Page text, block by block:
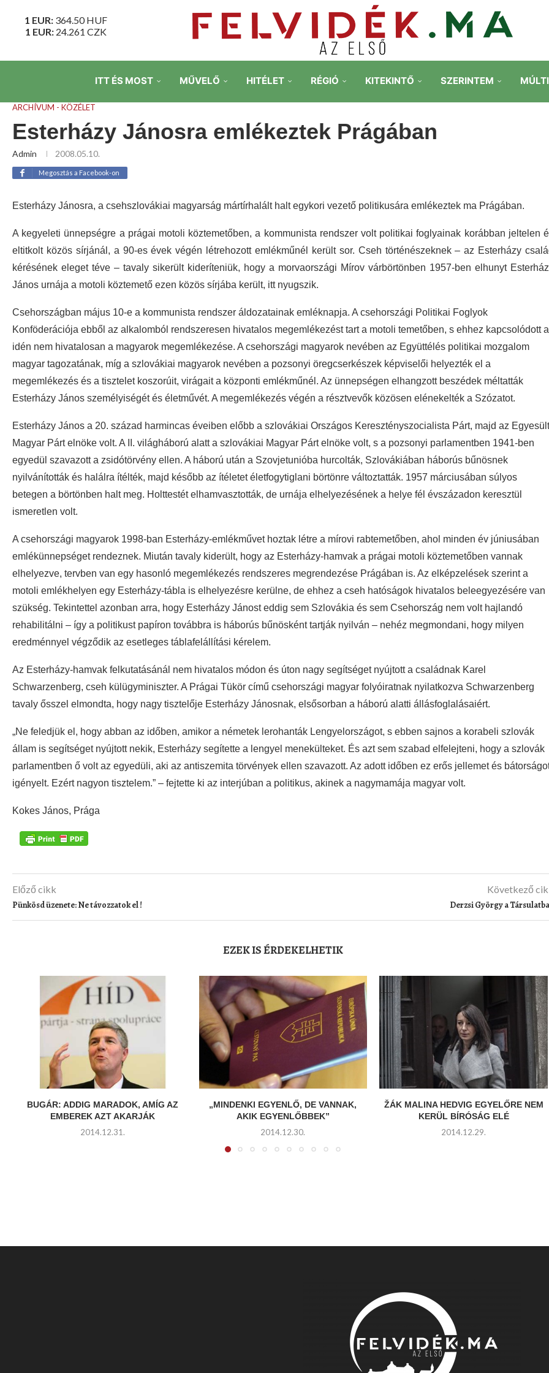
1 EUR: 364.50HUF
1 EUR: 24.261 CZK
ITT ÉS MOST MŰVELŐ HITÉLET RÉGIÓ KITEKINTŐ SZERINTEM
ARCHÍVUM - KÖZÉLET
Esterházy Jánosra emlékeztek Prágában
Admin 2008.05.10.
Megosztás a Facebook-on
Esterházy Jánosra, a csehszlovákiai magyarság mártírhalált halt egykori vezető politikusára emlékeztek ma Prágában.
A kegyeleti ünnepségre a prágai motoli köztemetőben, a kommunista rendszer volt politikai foglyainak korábban jeltelen
eltitkolt közös sírjánál, a 90-es évek végén létrehozott emlékműnél került sor. Cseh történészeknek – az Esterházy
kérésének eleget téve – tavaly sikerült kideríteniük, hogy a morvaországi Mírov várbörtönben 1957-ben elhunyt
János urnája a motoli köztemető ezen közös sírjába került, itt nyugszik.
Csehországban május 10-e a kommunista rendszer áldozatainak emléknapja. A csehországi Politikai Foglyok
Konföderációja ebből az alkalomból rendszeresen hivatalos megemlékezést tart a motoli temetőben, s ehhez kapcsolódott
idén nem hivatalosan a magyarok megemlékezése. A csehországi magyarok nevében az Együttélés politikai mozgalom
magyar tagozatának, míg a szlovákiai magyarok nevében a pozsonyi öregcserkészek képviselői helyezték el a
megemlékezés és a tisztelet koszorúit, virágait a központi emlékműnél. Az ünnepségen elhangzott beszédek méltatták
Esterházy János személyiségét és életművét. A megemlékezés végén a résztvevők közösen elénekelték a Szózatot.
Esterházy János a 20. század harmincas éveiben előbb a szlovákiai Országos Keresztényszocialista Párt, majd az Egyesült
Magyar Párt elnöke volt. A II. világháború alatt a szlovákiai Magyar Párt elnöke volt, s a pozsonyi parlamentben 1941-ben
egyedül szavazott a zsidótörvény ellen. A háború után a Szovjetunióba hurcolták, Szlovákiában háborús bűnösnek
nyilvánították és halálra ítélték, majd később az ítéletet életfogytiglani börtönre változtatták. 1957 márciusában súlyos
betegen a börtönben halt meg. Holttestét elhamvasztották, de urnája elhelyezésének a helye fél évszázadon keresztül
ismeretlen volt.
A csehországi magyarok 1998-ban Esterházy-emlékművet hoztak létre a mírovi rabtemetőben, ahol minden év júniusában
emlékünnepséget rendeznek. Miután tavaly kiderült, hogy az Esterházy-hamvak a prágai motoli köztemetőben vannak
elhelyezve, tervben van egy hasonló megemlékezés rendszeres megrendezése Prágában is. Az elképzelések szerint a
motoli emlékhelyen egy Esterházy-tábla is elhelyezésre kerülne, de ehhez a cseh hatóságok hivatalos beleegyezésére van
szükség. Tekintettel azonban arra, hogy Esterházy Jánost eddig sem Szlovákia és sem Csehország nem volt hajlandó
rehabilitálni – így a politikust papíron továbbra is háborús bűnösként tartják nyilván – nehéz megmondani, hogy milyen
eredménnyel végződik az esetleges táblafelállítási kérelem.
Az Esterházy-hamvak felkutatásánál nem hivatalos módon és úton nagy segítséget nyújtott a családnak Karel
Schwarzenberg, cseh külügyminiszter. A Prágai Tükör című csehországi magyar folyóiratnak nyilatkozva Schwarzenberg
tavaly ősszel elmondta, hogy nagy tisztelője Esterházy Jánosnak, elsősorban a háború alatti állásfoglalásaiért.
„Ne feledjük el, hogy abban az időben, amikor a németek lerohanták Lengyelországot, s ebben sajnos a korabeli szlovák
állam is segítséget nyújtott nekik, Esterházy segítette a lengyel menekülteket. És azt sem szabad elfelejteni, hogy a szlovák
parlamentben ő volt az egyedüli, aki az antiszemita törvények ellen szavazott. Az adott időben ez erős jellemet és
igényelt. Ezért nagyon tisztelem.” – fejtette ki az interjúban a politikus, akinek a nagymamája magyar volt.
Kokes János, Prága
Előző cikk
Pünkösd üzenete: Ne távozzatok el !
Következő
Derzsi György a
EZEK IS ÉRDEKELHETIK
BUGÁR: ADDIG MARADOK, AMÍG AZ
EMBEREK AZT AKARJÁK
2014.12.31.
„MINDENKI EGYENLŐ, DE VANNAK,
AKIK EGYENLŐBBEK”
2014.12.30.
ŽÁK MALINA HEDVIG EGYELŐRE NEM
KERÜL BÍRÓSÁG ELÉ
2014.12.29.